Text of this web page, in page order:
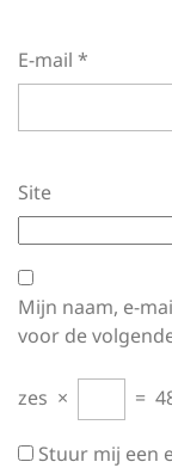
E-mail *
Site
Mijn naam, e-
voor de
zes × =
Stuur mij een